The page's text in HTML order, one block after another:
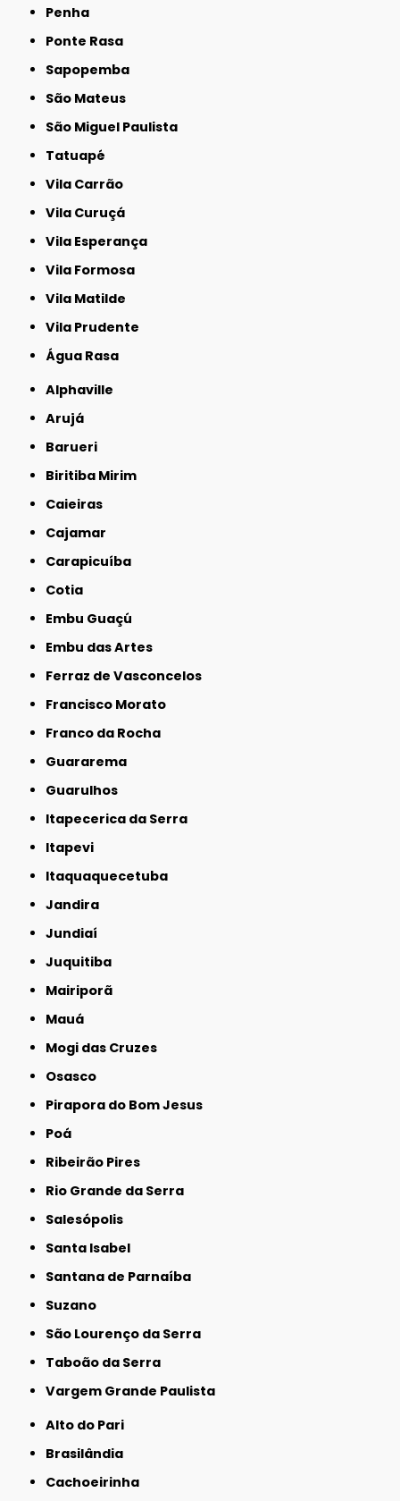
Penha
Ponte Rasa
Sapopemba
São Mateus
São Miguel Paulista
Tatuapé
Vila Carrão
Vila Curuçá
Vila Esperança
Vila Formosa
Vila Matilde
Vila Prudente
Água Rasa
Alphaville
Arujá
Barueri
Biritiba Mirim
Caieiras
Cajamar
Carapicuíba
Cotia
Embu Guaçú
Embu das Artes
Ferraz de Vasconcelos
Francisco Morato
Franco da Rocha
Guararema
Guarulhos
Itapecerica da Serra
Itapevi
Itaquaquecetuba
Jandira
Jundiaí
Juquitiba
Mairiporã
Mauá
Mogi das Cruzes
Osasco
Pirapora do Bom Jesus
Poá
Ribeirão Pires
Rio Grande da Serra
Salesópolis
Santa Isabel
Santana de Parnaíba
Suzano
São Lourenço da Serra
Taboão da Serra
Vargem Grande Paulista
Alto do Pari
Brasilândia
Cachoeirinha